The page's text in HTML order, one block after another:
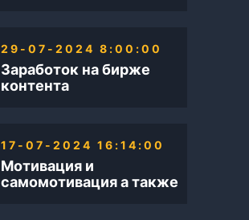
Заработок на бирже
контента
29-07-2024 8:00:00
Мотивация и
самомотивация а также
17-07-2024 16:14:00